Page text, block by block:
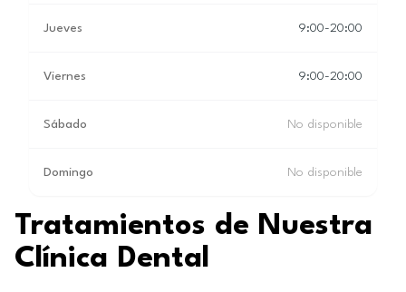
Jueves 9:00-20:00
Viernes 9:00-20:00
Sábado No disponible
Domingo No disponible
Tratamientos de Nuestra
Clínica Dental